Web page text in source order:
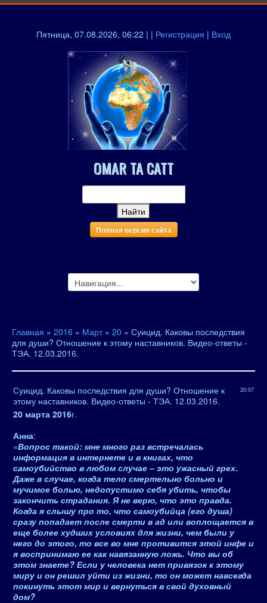
Пятница, 07.08.2026, 06:22 | | Регистрация | Вход
OMAR TA CATT
Полная версия сайта
Главная » 2016 » Март » 20 » Суицид. Каковы последствия
для души? Отношение к этому наставников. Видео-ответы -
ТЭА. 12.03.2016.
20:07
Суицид. Каковы последствия для души? Отношение к
этому наставников. Видео-ответы - ТЭА. 12.03.2016.
20 марта 2016г.
Анна:
«Вопрос такой: мне много раз встречалась
информация в интернете и в книгах, что
самоубийство в любом случае – это ужасный грех.
Даже в случае, когда тело смертельно больно и
мучимое болью, недопустимо себя убить, чтобы
закончить страдания. Я не верю, что это правда.
Когда я слышу про то, что самоубийца (его душа)
сразу попадает после смерти в ад или воплощается в
еще более худших условиях для жизни, чем были у
него до этого, то все во мне противится этой инфе и
я воспринимаю ее как навязанную ложь. Что вы об
этом знаете? Если у человека нет привязок к этому
миру и он решил уйти из жизни, то он может навсегда
покинуть этот мир и вернуться в свой духовный
дом?